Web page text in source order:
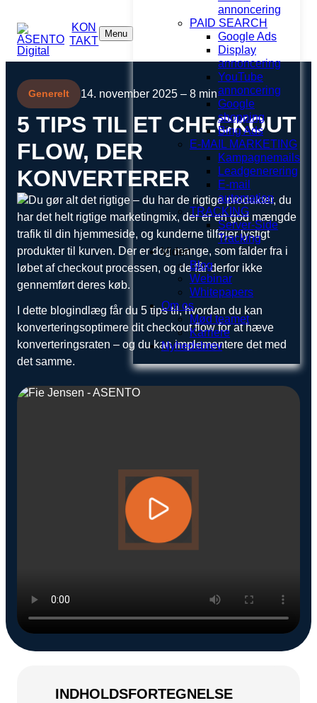
KON
TAKT
Menu
annoncering
PAID SEARCH
Google Ads
Display
annoncering
YouTube
annoncering
Google
shopping
Bing Ads
E-MAIL MARKETING
Kampagnemails
Leadgenerering
E-mail
automation
TRACKING
Server-Side
Tracking
Viden
Blog
Webinar
Whitepapers
Om os
Mød teamet
Karriere
Nyhedsbrev
Generelt 14. november 2025 – 8 min
5 TIPS TIL ET CHECKOUT
FLOW, DER
KONVERTERER
Du gør alt det rigtige – du har de rigtige produkter, du
har det helt rigtige marketingmix, der er en god mængde
trafik til din hjemmeside, og kunderne tilføjer lystigt
produkter til kurven. Der er dog mange, som falder fra i
løbet af checkout processen, og de får derfor ikke
gennemført deres køb.
I dette blogindlæg får du 5 tips til, hvordan du kan
konverteringsoptimere dit checkout flow for at hæve
konverteringsraten – og du kan implementere det med
det samme.
INDHOLDSFORTEGNELSE